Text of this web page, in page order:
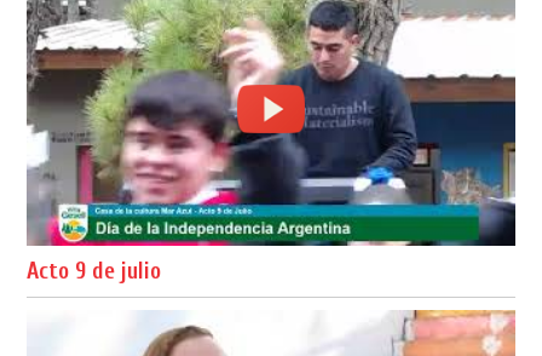
Acto 9 de julio